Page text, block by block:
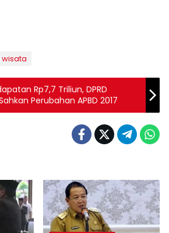
Rp7,7 Triliun, DPRD
Perubahan APBD 2017